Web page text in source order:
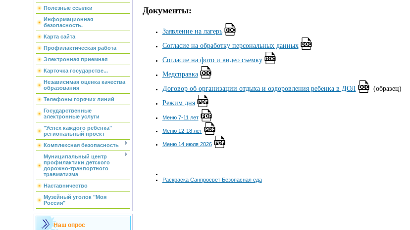
Полезные ссылки
Информационная
безопасность.
Карта сайта
Профилактическая работа
Электронная приемная
Карточка государстве...
Независимая оценка качества
образования
Телефоны горячих линий
Государственные
электронные услуги
"Успех каждого ребенка"
региональный проект
Комплексная безопасность
Муниципальный центр
профилактики детского
дорожно-транпортного
травматизма
Наставничество
Музейный уголок "Моя
Россия"
Наш опрос
Документы:
Заявление на лагерь
Согласие на обработку персональных данных
Согласие на фото и видео съемку
Медсправка
Договор об организации отдыха и оздоровления ребенка в ДОЛ
(образец)
Режим дня
Меню 7-11 лет
Меню 12-18 лет
Меню 14 июля 2026
Раскраска Санпросвет Безопасная еда